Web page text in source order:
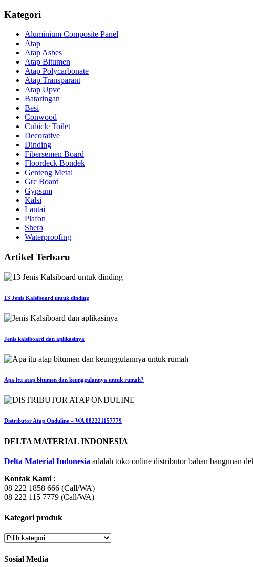
Kategori
Aluminium Composite Panel
Atap
Atap Asbes
Atap Bitumen
Atap Polycarbonate
Atap Transparant
Atap Upvc
Bataringan
Besi
Conwood
Cubicle Toilet
Decorative
Dinding
Fibersemen Board
Floordeck Bondek
Genteng Metal
Grc Board
Gypsum
Kalsi
Lantai
Plafon
Shera
Waterproofing
Artikel Terbaru
13 Jenis Kalsiboard untuk dinding
Jenis kalsiboard dan aplikasinya
Apa itu atap bitumen dan keunggulannya untuk rumah?
Distributor Atap Onduline – WA 082221157779
DELTA MATERIAL INDONESIA
Delta Material Indonesia adalah toko online distributor bahan bangunan
Kontak Kami :
08 222 1858 666 (Call/WA)
08 222 115 7779 (Call/WA)
Kategori produk
Sosial Media